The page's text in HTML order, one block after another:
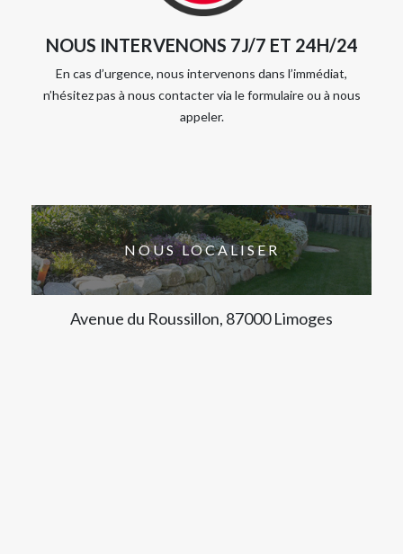
NOUS INTERVENONS 7J/7 ET 24H/24
En cas d’urgence, nous intervenons dans l’immédiat,
n’hésitez pas à nous contacter via le formulaire ou à nous
appeler.
NOUS LOCALISER
Avenue du Roussillon, 87000 Limoges